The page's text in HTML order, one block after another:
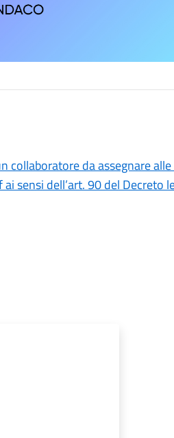
collaboratore da assegnare
sensi dell’art. 90 del Decreto